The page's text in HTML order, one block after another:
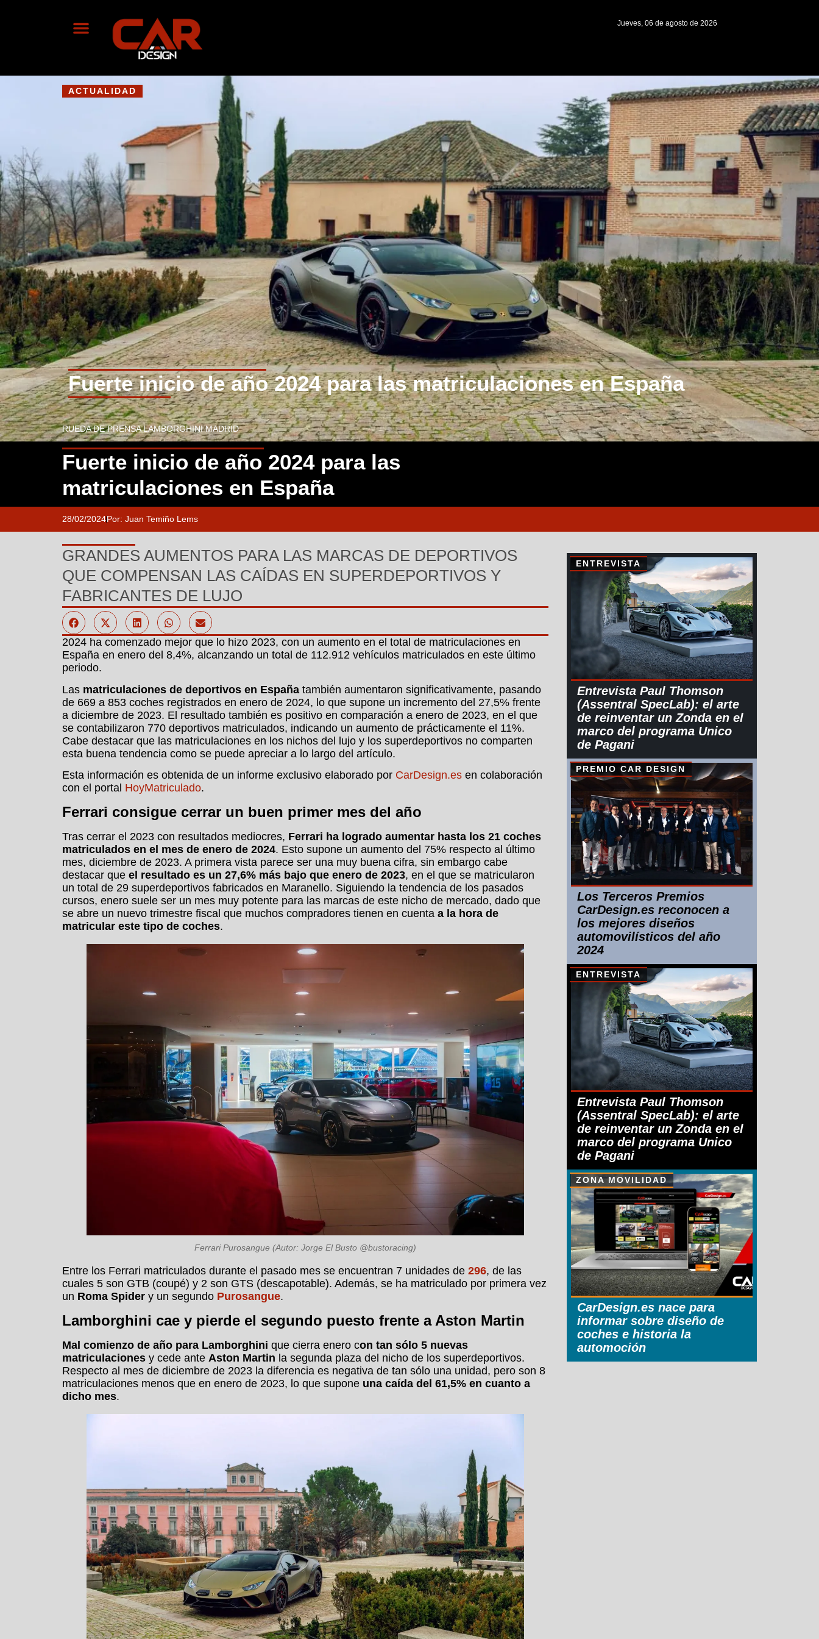
Jueves, 06 de agosto de 2026
ACTUALIDAD
Fuerte inicio de año 2024 para las matriculaciones en España
RUEDA DE PRENSA LAMBORGHINI MADRID
Fuerte inicio de año 2024 para las
matriculaciones en España
28/02/2024Por: Juan Temiño Lems
GRANDES AUMENTOS PARA LAS MARCAS DE DEPORTIVOS
QUE COMPENSAN LAS CAÍDAS EN SUPERDEPORTIVOS Y
FABRICANTES DE LUJO
2024 ha comenzado mejor que lo hizo 2023, con un aumento en el total de matriculaciones en
España en enero del 8,4%, alcanzando un total de 112.912 vehículos matriculados en este último
periodo.
Las matriculaciones de deportivos en España también aumentaron significativamente, pasando
de 669 a 853 coches registrados en enero de 2024, lo que supone un incremento del 27,5% frente
a diciembre de 2023. El resultado también es positivo en comparación a enero de 2023, en el que
se contabilizaron 770 deportivos matriculados, indicando un aumento de prácticamente el 11%.
Cabe destacar que las matriculaciones en los nichos del lujo y los superdeportivos no comparten
esta buena tendencia como se puede apreciar a lo largo del artículo.
Esta información es obtenida de un informe exclusivo elaborado por CarDesign.es en colaboración
con el portal HoyMatriculado.
Ferrari consigue cerrar un buen primer mes del año
Tras cerrar el 2023 con resultados mediocres, Ferrari ha logrado aumentar hasta los 21 coches
matriculados en el mes de enero de 2024. Esto supone un aumento del 75% respecto al último
mes, diciembre de 2023. A primera vista parece ser una muy buena cifra, sin embargo cabe
destacar que el resultado es un 27,6% más bajo que enero de 2023, en el que se matricularon
un total de 29 superdeportivos fabricados en Maranello. Siguiendo la tendencia de los pasados
cursos, enero suele ser un mes muy potente para las marcas de este nicho de mercado, dado que
se abre un nuevo trimestre fiscal que muchos compradores tienen en cuenta a la hora de
matricular este tipo de coches.
Ferrari Purosangue (Autor: Jorge El Busto @bustoracing)
Entre los Ferrari matriculados durante el pasado mes se encuentran 7 unidades de 296, de las
cuales 5 son GTB (coupé) y 2 son GTS (descapotable). Además, se ha matriculado por primera vez
un Roma Spider y un segundo Purosangue.
Lamborghini cae y pierde el segundo puesto frente a Aston Martin
Mal comienzo de año para Lamborghini que cierra enero con tan sólo 5 nuevas
matriculaciones y cede ante Aston Martin la segunda plaza del nicho de los superdeportivos.
Respecto al mes de diciembre de 2023 la diferencia es negativa de tan sólo una unidad, pero son 8
matriculaciones menos que en enero de 2023, lo que supone una caída del 61,5% en cuanto a
dicho mes.
ENTREVISTA
Entrevista Paul Thomson
(Assentral SpecLab): el arte
de reinventar un Zonda en el
marco del programa Unico
de Pagani
PREMIO CAR DESIGN
Los Terceros Premios
CarDesign.es reconocen a
los mejores diseños
automovilísticos del año
2024
ENTREVISTA
Entrevista Paul Thomson
(Assentral SpecLab): el arte
de reinventar un Zonda en el
marco del programa Unico
de Pagani
ZONA MOVILIDAD
CarDesign.es nace para
informar sobre diseño de
coches e historia la
automoción